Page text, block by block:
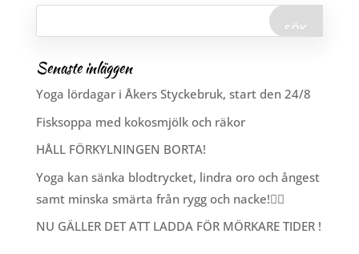
Senaste inläggen
Yoga lördagar i Åkers Styckebruk, start den 24/8
Fisksoppa med kokosmjölk och räkor
HÅLL FÖRKYLNINGEN BORTA!
Yoga kan sänka blodtrycket, lindra oro och ångest
samt minska smärta från rygg och nacke!🧘‍♂️
NU GÄLLER DET ATT LADDA FÖR MÖRKARE TIDER !